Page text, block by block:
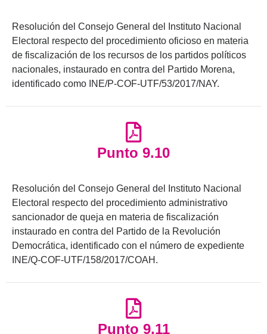
Resolución del Consejo General del Instituto Nacional
Electoral respecto del procedimiento oficioso en materia
de fiscalización de los recursos de los partidos políticos
nacionales, instaurado en contra del Partido Morena,
identificado como INE/P-COF-UTF/53/2017/NAY.
Punto 9.10
Resolución del Consejo General del Instituto Nacional
Electoral respecto del procedimiento administrativo
sancionador de queja en materia de fiscalización
instaurado en contra del Partido de la Revolución
Democrática, identificado con el número de expediente
INE/Q-COF-UTF/158/2017/COAH.
Punto 9.11